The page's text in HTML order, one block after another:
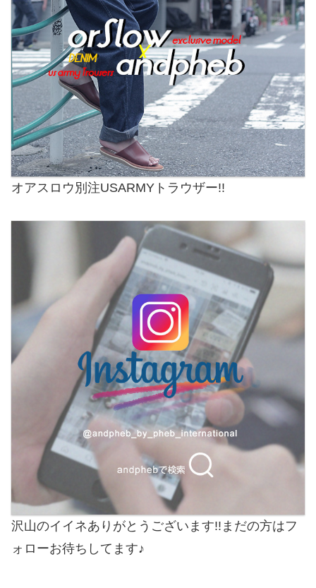
オアスロウ別注USARMYトラウザー!!
沢山のイイネありがとうございます!!まだの方はフ
ォローお待ちしてます♪